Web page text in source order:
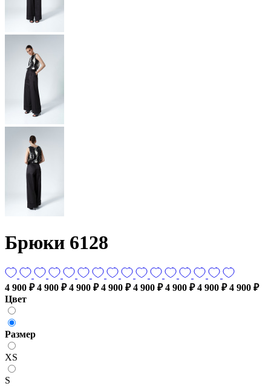
Брюки 6128
4 900 ₽ 4 900 ₽ 4 900 ₽ 4 900 ₽ 4 900 ₽ 4 900 ₽ 4 900 ₽ 4 900 ₽
Цвет
Размер
XS
S